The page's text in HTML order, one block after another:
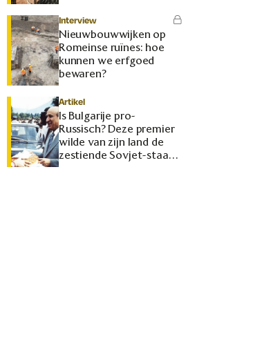
Interview
Nieuwbouwwijken op
Romeinse ruïnes: hoe
kunnen we erfgoed
bewaren?
Artikel
Is Bulgarije pro-
Russisch? Deze premier
wilde van zijn land de
zestiende Sovjet-staat
maken